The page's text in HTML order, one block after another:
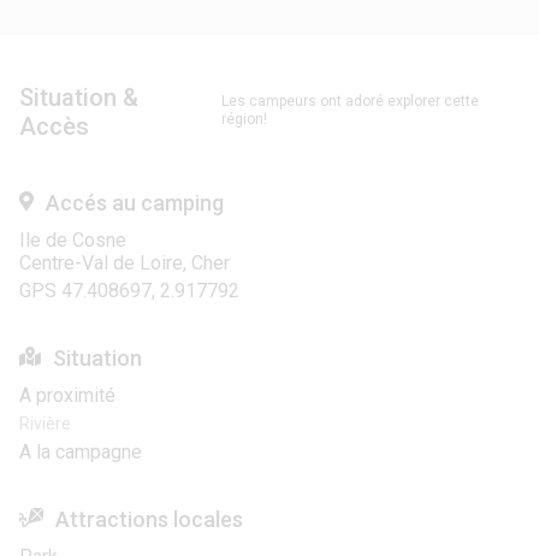
Situation &
Accès
Les campeurs ont adoré explorer cette
région!
Accés au camping
Ile de Cosne
Centre-Val de Loire, Cher
GPS 47.408697, 2.917792
Situation
A proximité
Rivière
A la campagne
Attractions locales